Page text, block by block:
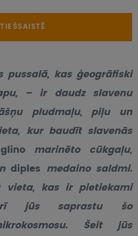
pussalā, kas ģeogrāfiski
– ir daudz slavenu
pludmaļu, piļu un
kur baudīt slavenās
marinēto cūkgaļu,
diples medaino saldmi.
vieta, kas ir pietiekami
jūs saprastu šo
Šeit jūs